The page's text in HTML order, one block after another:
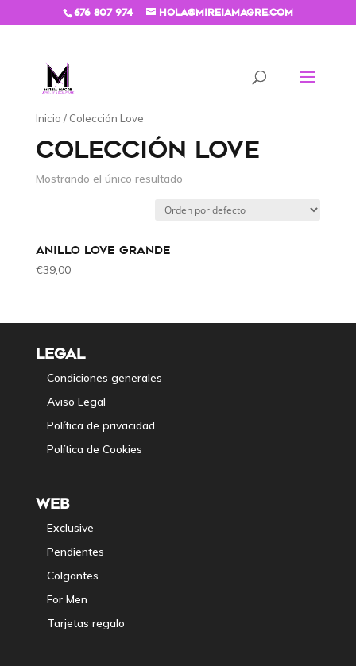
676 807 974 hola@mireiamagre.com
Inicio / Colección Love
COLECCIÓN LOVE
Mostrando el único resultado
ANILLO LOVE GRANDE
€39,00
LEGAL
Condiciones generales
Aviso Legal
Política de privacidad
Política de Cookies
WEB
Exclusive
Pendientes
Colgantes
For Men
Tarjetas regalo